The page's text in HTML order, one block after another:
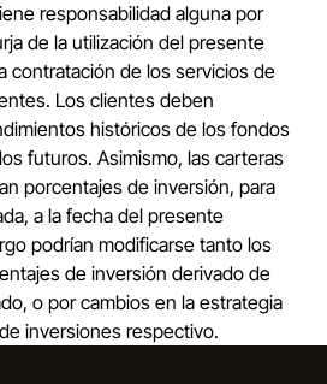
responsabilidad alguna por
de la utilización del presente
contratación de los servicios de
Los clientes deben
históricos de los fondos
futuros. Asimismo, las carteras
porcentajes de inversión, para
a la fecha del presente
podrían modificarse tanto los
de inversión derivado de
o por cambios en la estrategia
inversiones respectivo.